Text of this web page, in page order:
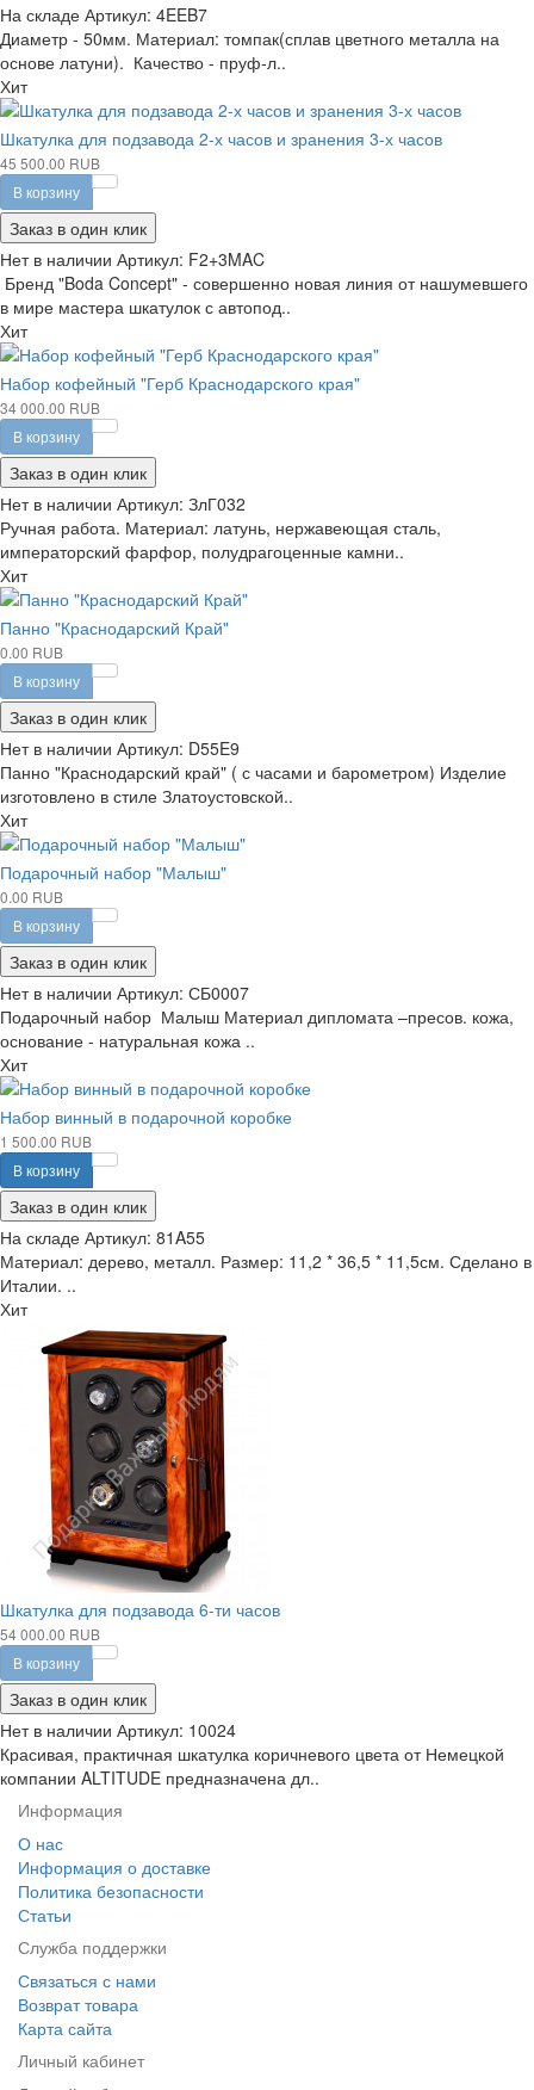
На складе Артикул: 4EEB7
Диаметр - 50мм. Материал: томпак(сплав цветного металла на
основе латуни). Качество - пруф-л..
Хит
Шкатулка для подзавода 2-х часов и зранения 3-х часов
45 500.00 RUB
В корзину
Заказ в один клик
Нет в наличии Артикул: F2+3MAC
Бренд "Boda Concept" - совершенно новая линия от нашумевшего
в мире мастера шкатулок с автопод..
Хит
Набор кофейный "Герб Краснодарского края"
34 000.00 RUB
В корзину
Заказ в один клик
Нет в наличии Артикул: ЗлГ032
Ручная работа. Материал: латунь, нержавеющая сталь,
императорский фарфор, полудрагоценные камни..
Хит
Панно "Краснодарский Край"
0.00 RUB
В корзину
Заказ в один клик
Нет в наличии Артикул: D55E9
Панно "Краснодарский край" ( с часами и барометром) Изделие
изготовлено в стиле Златоустовской..
Хит
Подарочный набор "Малыш"
0.00 RUB
В корзину
Заказ в один клик
Нет в наличии Артикул: СБ0007
Подарочный набор Малыш Материал дипломата –пресов. кожа,
основание - натуральная кожа ..
Хит
Набор винный в подарочной коробке
1 500.00 RUB
В корзину
Заказ в один клик
На складе Артикул: 81A55
Материал: дерево, металл. Размер: 11,2 * 36,5 * 11,5см. Сделано в
Италии. ..
Хит
Шкатулка для подзавода 6-ти часов
54 000.00 RUB
В корзину
Заказ в один клик
Нет в наличии Артикул: 10024
Красивая, практичная шкатулка коричневого цвета от Немецкой
компании ALTITUDE предназначена дл..
Информация
О нас
Информация о доставке
Политика безопасности
Статьи
Служба поддержки
Связаться с нами
Возврат товара
Карта сайта
Личный кабинет